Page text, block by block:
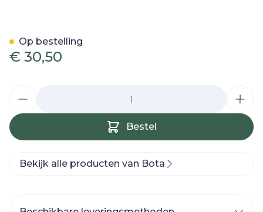
€ 30,50
Bestel
Op bestelling
Bekijk alle producten van Bota